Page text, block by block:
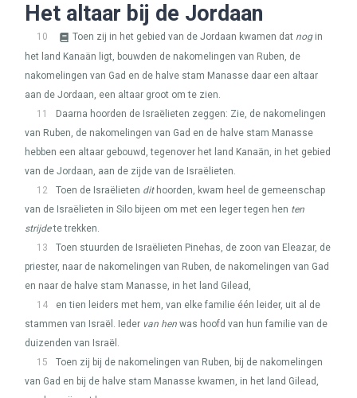
Het altaar bij de Jordaan
10 Toen zij in het gebied van de Jordaan kwamen dat nogin
het land Kanaän ligt, bouwden de nakomelingen van Ruben, de
nakomelingen van Gad en de halve stam Manasse daar een altaar
aan de Jordaan, een altaar groot om te zien.
11
Daarna hoorden de Israëlieten zeggen: Zie, de nakomelingen
van Ruben, de nakomelingen van Gad en de halve stam Manasse
hebben een altaar gebouwd, tegenover het land Kanaän, in het gebied
van de Jordaan, aan de zijde van de Israëlieten.
12
Toen de Israëlieten dithoorden, kwam heel de gemeenschap
van de Israëlieten in Silo bijeen om met een leger tegen hen ten
strijdete trekken.
13
Toen stuurden de Israëlieten Pinehas, de zoon van Eleazar, de
priester, naar de nakomelingen van Ruben, de nakomelingen van Gad
en naar de halve stam Manasse, in het land Gilead,
14
en tien leiders met hem, van elke familie één leider, uit al de
stammen van Israël. Ieder van hen was hoofd van hun familie van de
duizenden van Israël.
15
Toen zij bij de nakomelingen van Ruben, bij de nakomelingen
van Gad en bij de halve stam Manasse kwamen, in het land Gilead,